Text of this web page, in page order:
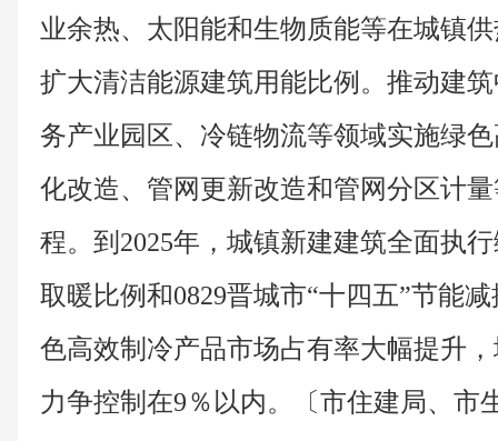
业余热、太阳能和生物质能等在城镇
扩大清洁能源建筑用能比例。推动建
务产业园区、冷链物流等领域实施绿
化改造、管网更新改造和管网分区计
程。到2025年，城镇新建建筑全面执
取暖比例和0829晋城市“十四五”节能
色高效制冷产品市场占有率大幅提升
力争控制在9％以内。〔市住建局、市